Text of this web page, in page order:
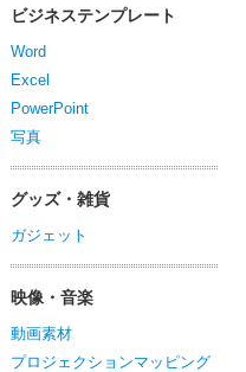
ビジネステンプレート
Word
Excel
PowerPoint
写真
グッズ・雑貨
ガジェット
映像・音楽
動画素材
プロジェクションマッピング